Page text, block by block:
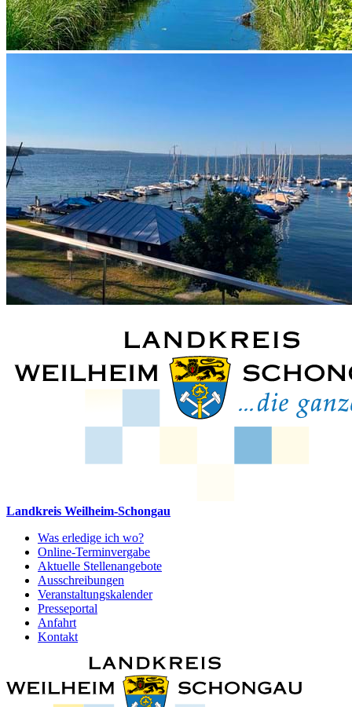
Landkreis Weilheim-Schongau
Was erledige ich wo?
Online-Terminvergabe
Aktuelle Stellenangebote
Ausschreibungen
Veranstaltungskalender
Presseportal
Anfahrt
Kontakt